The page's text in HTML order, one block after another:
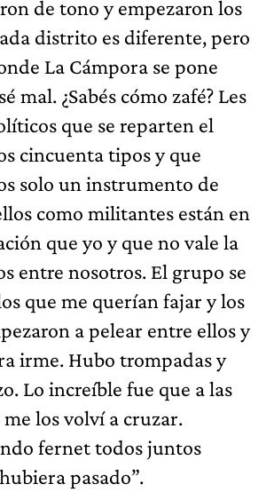
de tono y empezaron los
distrito es diferente, pero
La Cámpora se pone
mal. ¿Sabés cómo zafé? Les
que se reparten el
cincuenta tipos y que
solo un instrumento de
como militantes están en
que yo y que no vale la
entre nosotros. El grupo se
que me querían fajar y los
a pelear entre ellos y
irme. Hubo trompadas y
Lo increíble fue que a las
los volví a cruzar.
fernet todos juntos
pasado”.